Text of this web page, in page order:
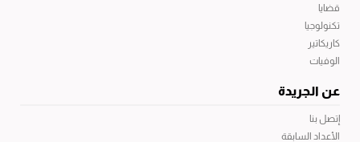
قضايا
تكنولوجيا
كاريكاتير
الوفيات
عن الجريدة
إتصل بنا
الأعداد السابقة